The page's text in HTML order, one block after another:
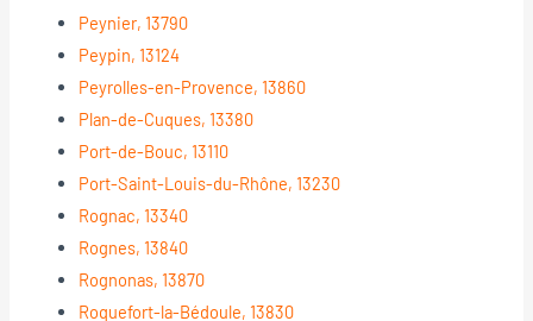
Peynier, 13790
Peypin, 13124
Peyrolles-en-Provence, 13860
Plan-de-Cuques, 13380
Port-de-Bouc, 13110
Port-Saint-Louis-du-Rhône, 13230
Rognac, 13340
Rognes, 13840
Rognonas, 13870
Roquefort-la-Bédoule, 13830